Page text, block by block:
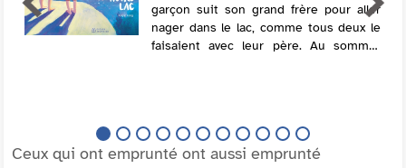
garçon suit son grand frère pour aller
nager dans le lac, comme tous deux le
faisaient avec leur père. Au sommet
Ceux qui ont emprunté ont aussi emprunté